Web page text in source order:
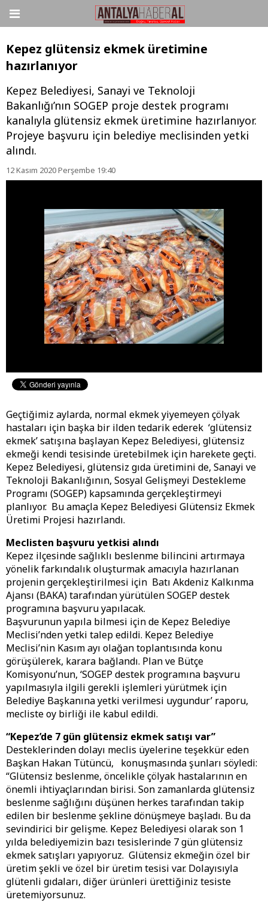
Kepez glütensiz ekmek üretimine
hazırlanıyor
Kepez Belediyesi, Sanayi ve Teknoloji
Bakanlığı’nın SOGEP proje destek programı
kanalıyla glütensiz ekmek üretimine hazırlanıyor.
Projeye başvuru için belediye meclisinden yetki
alındı.
12 Kasım 2020 Perşembe 19:40
Geçtiğimiz aylarda, normal ekmek yiyemeyen çölyak
hastaları için başka bir ilden tedarik ederek ‘glütensiz
ekmek’ satışına başlayan Kepez Belediyesi, glütensiz
ekmeği kendi tesisinde üretebilmek için harekete geçti.
Kepez Belediyesi, glütensiz gıda üretimini de, Sanayi ve
Teknoloji Bakanlığının, Sosyal Gelişmeyi Destekleme
Programı (SOGEP) kapsamında gerçekleştirmeyi
planlıyor. Bu amaçla Kepez Belediyesi Glütensiz Ekmek
Üretimi Projesi hazırlandı.
Meclisten başvuru yetkisi alındı
Kepez ilçesinde sağlıklı beslenme bilincini artırmaya
yönelik farkındalık oluşturmak amacıyla hazırlanan
projenin gerçekleştirilmesi için Batı Akdeniz Kalkınma
Ajansı (BAKA) tarafından yürütülen SOGEP destek
programına başvuru yapılacak.
Başvurunun yapıla bilmesi için de Kepez Belediye
Meclisi’nden yetki talep edildi. Kepez Belediye
Meclisi’nin Kasım ayı olağan toplantısında konu
görüşülerek, karara bağlandı. Plan ve Bütçe
Komisyonu’nun, ‘SOGEP destek programına başvuru
yapılmasıyla ilgili gerekli işlemleri yürütmek için
Belediye Başkanına yetki verilmesi uygundur’ raporu,
mecliste oy birliği ile kabul edildi.
“Kepez’de 7 gün glütensiz ekmek satışı var”
Desteklerinden dolayı meclis üyelerine teşekkür eden
Başkan Hakan Tütüncü, konuşmasında şunları söyledi:
“Glütensiz beslenme, öncelikle çölyak hastalarının en
önemli ihtiyaçlarından birisi. Son zamanlarda glütensiz
beslenme sağlığını düşünen herkes tarafından takip
edilen bir beslenme şekline dönüşmeye başladı. Bu da
sevindirici bir gelişme. Kepez Belediyesi olarak son 1
yılda belediyemizin bazı tesislerinde 7 gün glütensiz
ekmek satışları yapıyoruz. Glütensiz ekmeğin özel bir
üretim şekli ve özel bir üretim tesisi var. Dolayısıyla
glütenli gıdaları, diğer ürünleri ürettiğiniz tesiste
üretemiyorsunuz.